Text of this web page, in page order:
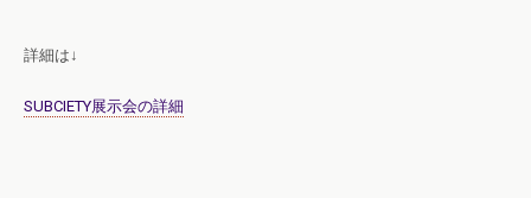
詳細は↓
SUBCIETY展示会の詳細